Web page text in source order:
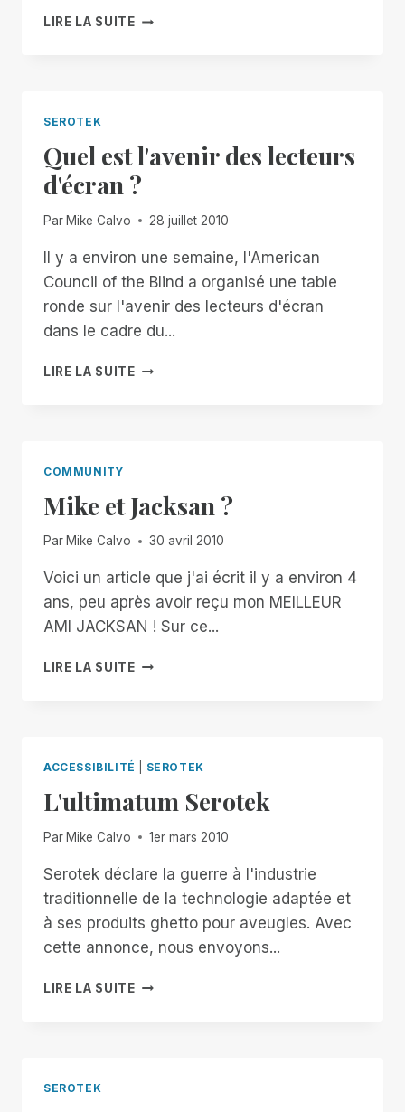
LIRE LA SUITEL'ABSENCE
DE
VISION
VERSION
SEROTEK
Quel est l'avenir des lecteurs
d'écran ?
Par Mike Calvo 28 juillet 2010
Il y a environ une semaine, l'American
Council of the Blind a organisé une table
ronde sur l'avenir des lecteurs d'écran
dans le cadre du...
LIRE LA SUITEQUEL
COMMUNITY
Mike et Jacksan ?
Par Mike Calvo 30 avril 2010
Voici un article que j'ai écrit il y a environ 4
ans, peu après avoir reçu mon MEILLEUR
AMI JACKSAN ! Sur ce...
LIRE LA SUITEMIKE
ACCESSIBILITÉ SEROTEK
L'ultimatum Serotek
Par Mike Calvo 1er mars 2010
Serotek déclare la guerre à l'industrie
traditionnelle de la technologie adaptée et
à ses produits ghetto pour aveugles. Avec
cette annonce, nous envoyons...
LIRE LA SUITEL'ULTIMATUM
SEROTEK